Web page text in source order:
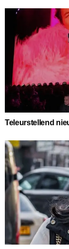
Teleurstellend